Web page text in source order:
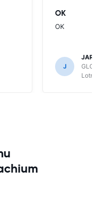
OK
OK
J